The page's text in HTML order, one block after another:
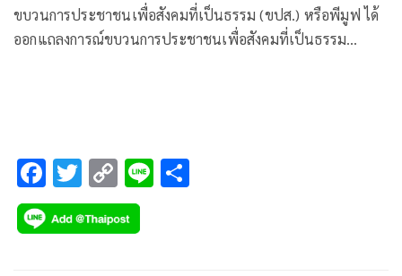
ขบวนการประชาชนเพื่อสังคมที่เป็นธรรม (ขปส.) หรือพีมูฟ ได้
ออกแถลงการณ์ขบวนการประชาชนเพื่อสังคมที่เป็นธรรม
F
ac
e
T
wi
tt
C
o
p
Li